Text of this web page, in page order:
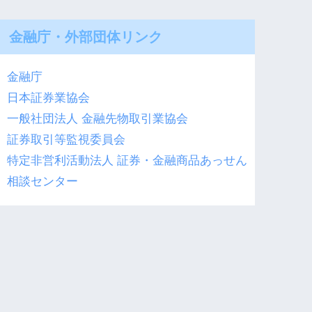
金融庁・外部団体リンク
金融庁
日本証券業協会
一般社団法人 金融先物取引業協会
証券取引等監視委員会
特定非営利活動法人 証券・金融商品あっせん
相談センター